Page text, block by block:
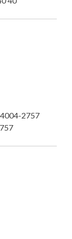
2757